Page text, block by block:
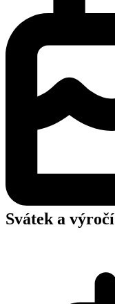
Svátek a výročí